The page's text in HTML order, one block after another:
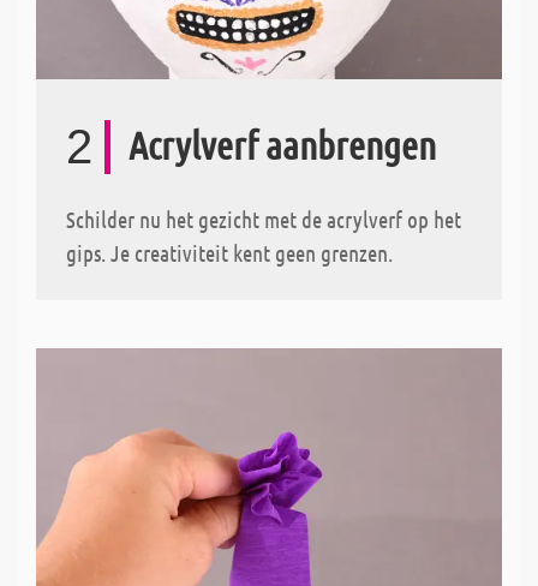
2 Acrylverf aanbrengen
Schilder nu het gezicht met de acrylverf op het
gips. Je creativiteit kent geen grenzen.